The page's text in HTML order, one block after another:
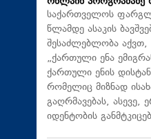
საქართველოს
წლამდე ასაკის
შესაძლებლობა
„ქართული ენა
ქართული ენის
რომელიც მიზნად
გაღრმავებას,
იდენტობის